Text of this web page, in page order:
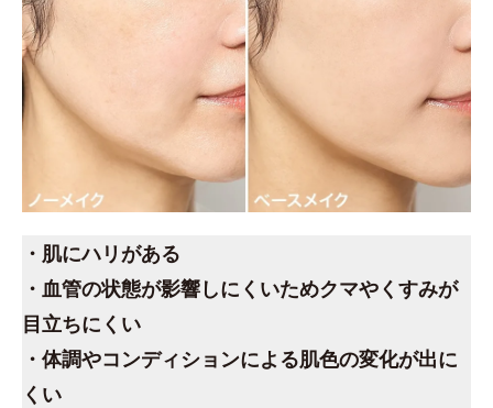
・肌にハリがある
・血管の状態が影響しにくいためクマやくすみが
目立ちにくい
・体調やコンディションによる肌色の変化が出に
くい